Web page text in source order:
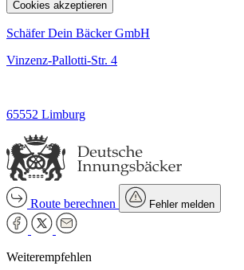
Cookies akzeptieren
Schäfer Dein Bäcker GmbH
Vinzenz-Pallotti-Str. 4
65552 Limburg
Route berechnen Fehler melden
Weiterempfehlen